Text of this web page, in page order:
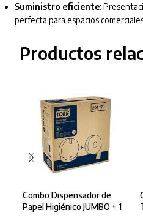
Suministro eficiente:
perfecta para espacios
Productos
Combo Dispensador de
Papel Higiénico JUMBO + 1